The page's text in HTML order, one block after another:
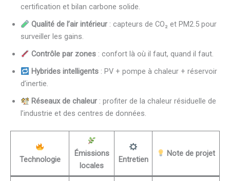
certification et bilan carbone solide.
Qualité de l’air intérieur: capteurs de CO₂ et PM2.5 pour
surveiller les gains.
Contrôle par zones: confort là où il faut, quand il faut.
Hybrides intelligents: PV + pompe à chaleur + réservoir
d’inertie.
Réseaux de chaleur: profiter de la chaleur résiduelle de
l’industrie et des centres de données.
Technologie
Émissions
locales
Entretien
Note de projet